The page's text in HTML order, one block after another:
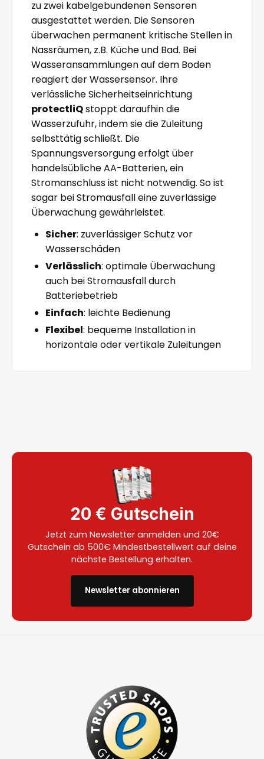
zu zwei kabelgebundenen Sensoren
ausgestattet werden. Die Sensoren
überwachen permanent kritische Stellen in
Nassräumen, z.B. Küche und Bad. Bei
Wasseransammlungen auf dem Boden
reagiert der Wassersensor. Ihre
verlässliche Sicherheitseinrichtung
protectliQstoppt daraufhin die
Wasserzufuhr, indem sie die Zuleitung
selbsttätig schließt. Die
Spannungsversorgung erfolgt über
handelsübliche AA-Batterien, ein
Stromanschluss ist nicht notwendig. So ist
sogar bei Stromausfall eine zuverlässige
Überwachung gewährleistet.
Sicher: zuverlässiger Schutz vor
Wasserschäden
Verlässlich: optimale Überwachung
auch bei Stromausfall durch
Batteriebetrieb
Einfach: leichte Bedienung
Flexibel: bequeme Installation in
horizontale oder vertikale Zuleitungen
20 € Gutschein
Jetzt zum Newsletter anmelden und 20€
Gutschein ab 500€ Mindestbestellwert auf deine
nächste Bestellung erhalten.
Newsletter abonnieren